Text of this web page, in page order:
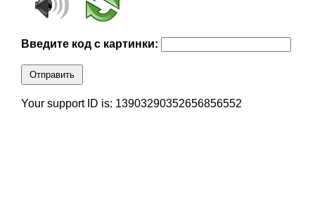
Введите код с картинки:
Отправить
Your support ID is: 13903290352656856552